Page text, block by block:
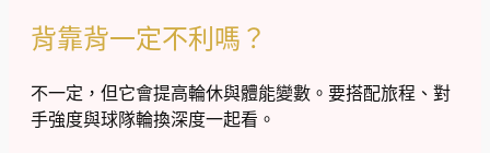
背靠背一定不利嗎？
不一定，但它會提高輪休與體能變數。要搭配旅程、對
手強度與球隊輪換深度一起看。